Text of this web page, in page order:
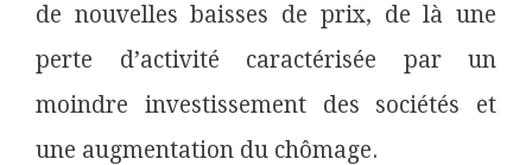
de nouvelles baisses de prix, de là une
perte d’activité caractérisée par un
moindre investissement des sociétés et
une augmentation du chômage.